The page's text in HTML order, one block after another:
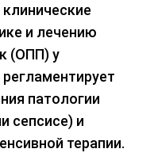
и лечению
(ОПП) у
патологии
сепсисе) и
терапии.